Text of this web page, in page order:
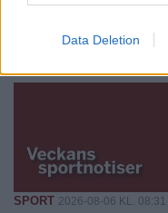
Data Deletion
keramikkurs på hemmaplan
SPORT 2026-08-06 KL. 08:31